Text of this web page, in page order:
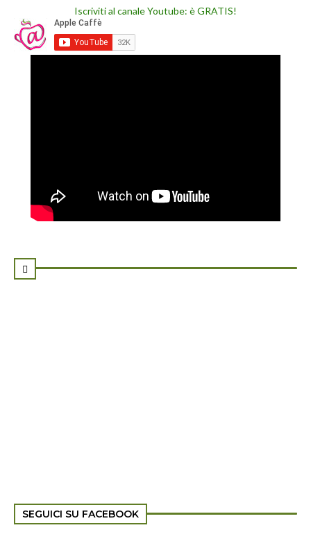
Iscriviti al canale Youtube: è GRATIS!

SEGUICI SU FACEBOOK